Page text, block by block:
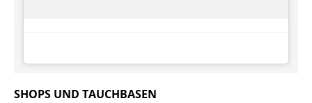
SHOPS UND TAUCHBASEN